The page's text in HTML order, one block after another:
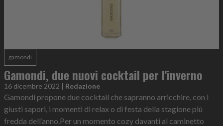
gamondi
Gamondi, due nuovi cocktail per l'inverno
16 dicembre 2022 | Redazione
Gamondi propone due cocktail che sapranno arricchire, con i
giusti sapori, i momenti di relax o di festa della stagione più
fredda dell’anno.Per un momento cozy davanti al caminetto